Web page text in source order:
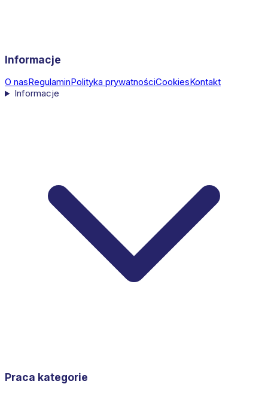
Informacje
O nasRegulaminPolityka prywatnościCookiesKontakt
Informacje
Praca kategorie